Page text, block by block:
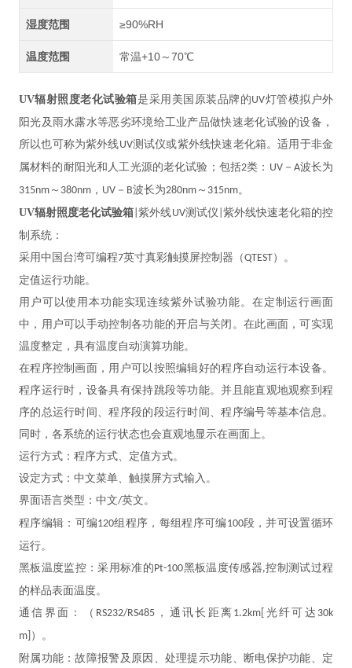
湿度范围 ≥90%RH
温度范围 常温+10～70℃
UV辐射照度老化试验箱是采用美国原装品牌的UV灯管模拟户外
阳光及雨水露水等恶劣环境给工业产品做快速老化试验的设备，
所以也可称为紫外线UV测试仪或紫外线快速老化箱。适用于非金
属材料的耐阳光和人工光源的老化试验；包括2类： UV－ A波长为
315nm～ 380nm， UV－ B波长为280nm～ 315nm。
UV辐射照度老化试验箱 |紫外线UV测试仪| 紫外线快速老化箱的控
制系统：
采用中国台湾可编程7英寸真彩触摸屏控制器（QTEST）。
定值运行功能。
用户可以使用本功能实现连续紫外试验功能。在定制运行画面
中，用户可以手动控制各功能的开启与关闭。在此画面，可实现
温度整定，具有温度自动演算功能。
在程序控制画面，用户可以按照编辑好的程序自动运行本设备。
程序运行时，设备具有保持跳段等功能。并且能直观地观察到程
序的总运行时间、程序段的段运行时间、程序编号等基本信息。
同时，各系统的运行状态也会直观地显示在画面上。
运行方式：程序方式、定值方式。
设定方式：中文菜单、触摸屏方式输入。
界面语言类型：中文/英文。
程序编辑：可编120组程序，每组程序可编 100段，并可设置循环
运行。
黑板温度监控：采用标准的Pt-100黑板温度传感器,控制测试过程
的样品表面温度。
通信界面：（ RS232/RS485，通讯长距离 1.2km[ 光纤可达 30k
m] ）。
附属功能：故障报警及原因、处理提示功能、断电保护功能、定